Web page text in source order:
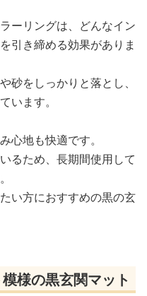
ーリングは、どんなイン
引き締める効果がありま
砂をしっかりと落とし、
います。
心地も快適です。
るため、長期間使用して
い方におすすめの黒の玄
様の黒玄関マット